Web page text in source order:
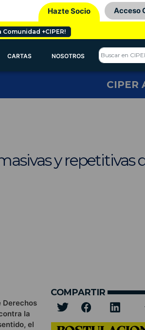
Hazte Socio Acceso
Comunidad +CIPER!
CARTAS NOSOTROS
CIPER
y repetitivas
Derechos
la
el
COMPARTIR